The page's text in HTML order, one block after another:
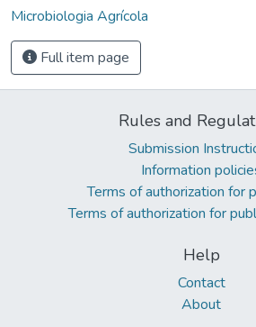
Microbiologia Agrícola
Full item page
Rules and
Submission
Information
Terms of authorization for
Terms of authorization for
Help
Contact
About